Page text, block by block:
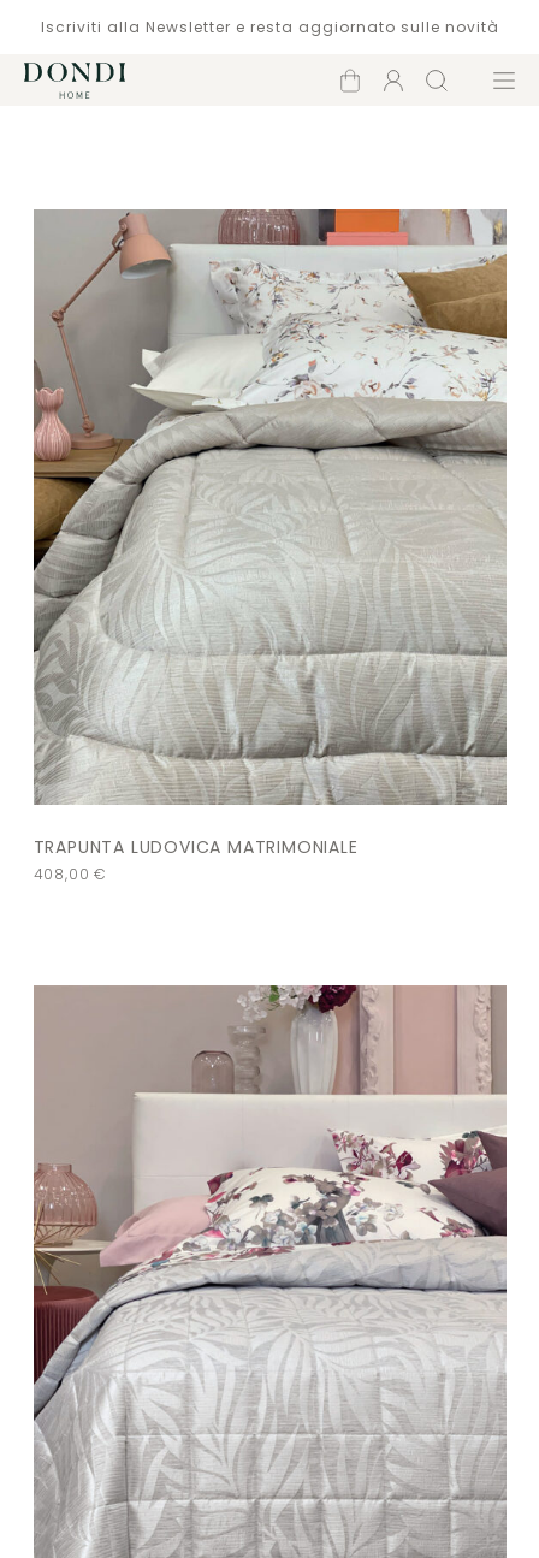
Iscriviti alla Newsletter e resta aggiornato sulle novità
Carrello
Account
Cerca Menù
TRAPUNTA LUDOVICA MATRIMONIALE
408,00€